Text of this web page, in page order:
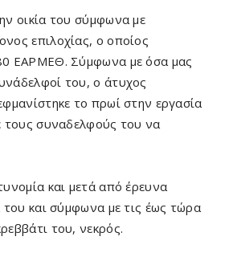
οικία του σύμφωνα με
επιλοχίας, ο οποίος
ΕΑΡΜΕΘ. Σύμφωνα με όσα μας
του, ο άτυχος
το πρωί στην εργασία
τους συναδελφούς του να
και μετά από έρευνα
του και σύμφωνα με τις έως τώρα
του, νεκρός.